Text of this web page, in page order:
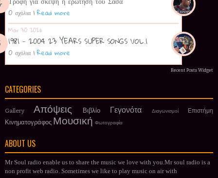
0 σχόλια | Read more
Mar 30 2026
1981 - 2004 23 YEARS SUPER SONGS VOL.1
0 σχόλια | Read more
Recent Posts Widget
CATEGORIES
Gallery Απόψεις Βιβλίο Γεγονότα Διαγωνισμοί Επιστήμη
Κινηματογράφος Μουσική Φωτογραφία
ABOUT US
Mr Soul radio enable us to share the music we love with you.Mr soul radio is a
non profit web radio. Sometimes we like to play music on air with